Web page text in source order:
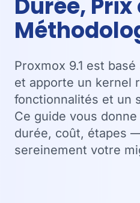
Durée, Prix
Proxmox 9.1 est
et apporte un kernel
fonctionnalités et un
Ce guide vous
durée, coût, étapes
sereinement votre